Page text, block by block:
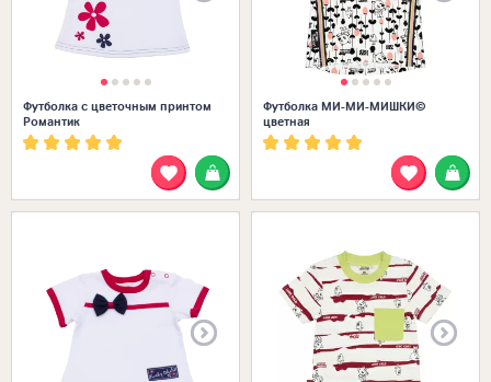
Футболка с цветочным принтом
Романтик
Футболка МИ-МИ-МИШКИ©
цветная